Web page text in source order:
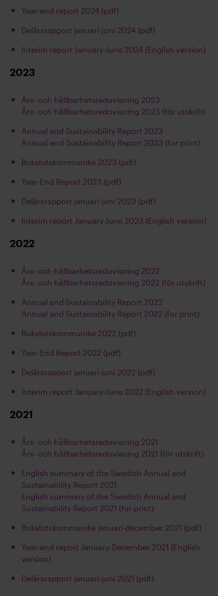
Year-end report 2024 (pdf)
Delårsrapport januari-juni 2024 (pdf)
Interim report January-June 2024 (English version)
2023
Års- och hållbarhetsredovisning 2023
Års- och hållbarhetsredovisning 2023 (för utskrift)
Annual and Sustainability Report 2023
Annual and Sustainability Report 2023 (for print)
Bokslutskommuniké 2023 (pdf)
Year-End Report 2023 (pdf)
Delårsrapport januari-juni 2023 (pdf)
Interim report January-June 2023 (English version)
2022
Års- och hållbarhetsredovisning 2022
Års- och hållbarhetsredovisning 2022 (för utskrift)
Annual and Sustainability Report 2022
Annual and Sustainability Report 2022 (for print)
Bokslutskommuniké 2022 (pdf)
Year-End Report 2022 (pdf)
Delårsrapport januari-juni 2022 (pdf)
Interim report January-June 2022 (English version)
2021
Års- och hållbarhetsredovisning 2021
Års- och hållbarhetsredovisning 2021 (för utskrift)
English summary of the Swedish Annual and
Sustainability Report 2021
English summary of the Swedish Annual and
Sustainability Report 2021 (for print)
Bokslutskommuniké januari-december 2021 (pdf)
Year-end report January-December 2021 (English
version)
Delårsrapport januari-juni 2021 (pdf)